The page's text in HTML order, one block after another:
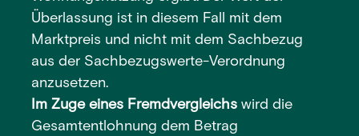
Überlassung ist in diesem Fall mit dem
Marktpreis und nicht mit dem Sachbezug
aus der Sachbezugswerte-Verordnung
anzusetzen.
Im Zuge eines Fremdvergleichs wird die
Gesamtentlohnung dem Betrag